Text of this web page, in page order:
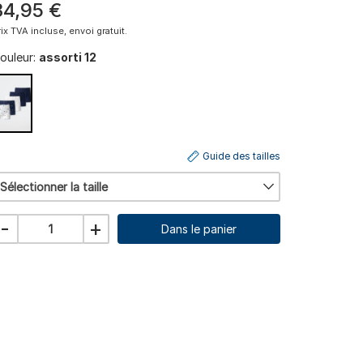
,95 €
TVA incluse, envoi gratuit.
assorti 12
Sélectionner la taille
Guide des tailles
- + Dans le panier